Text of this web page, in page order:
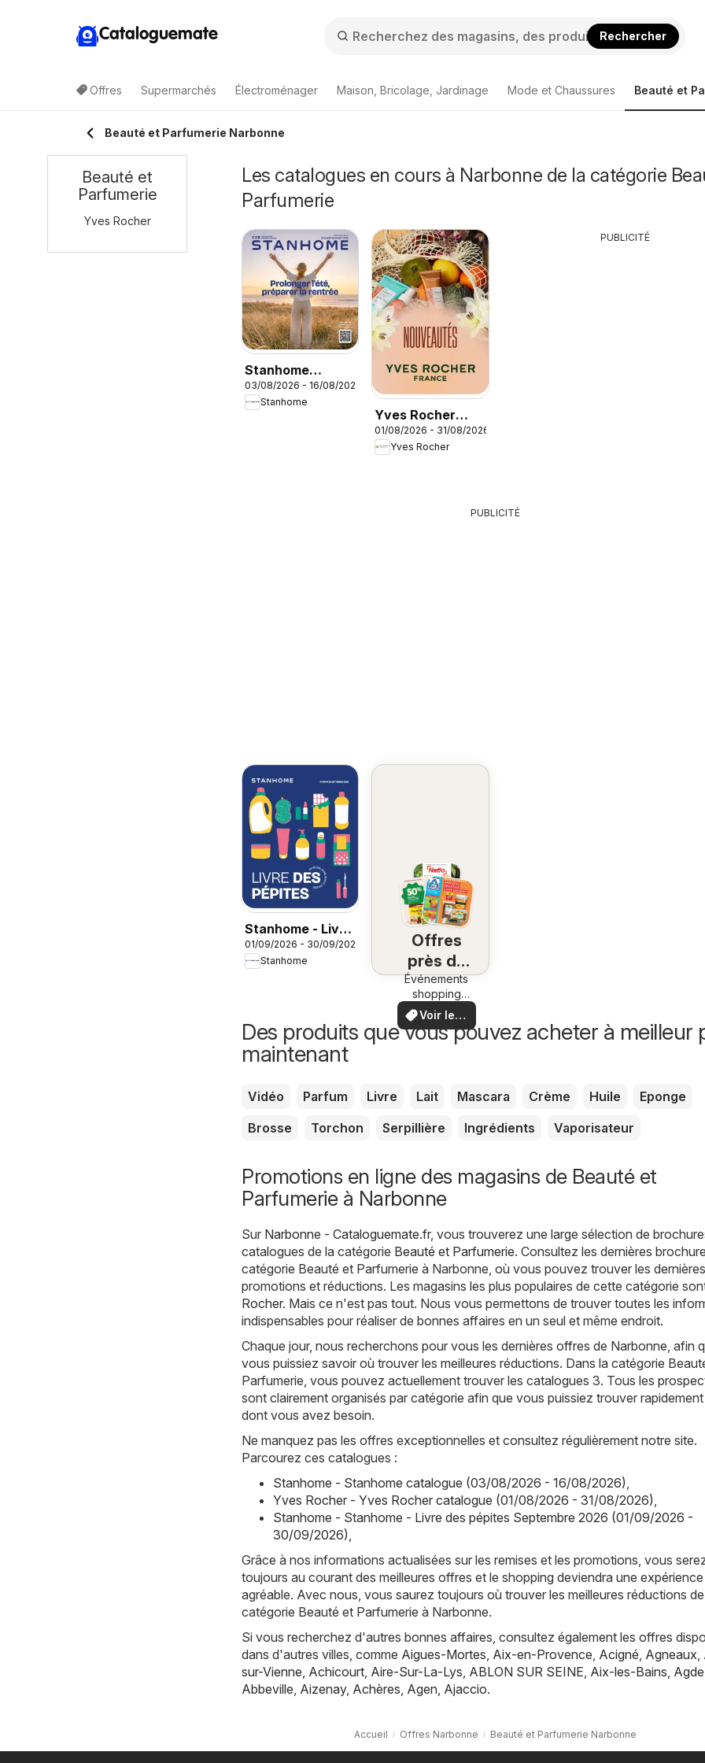
Cataloguemate Rechercher
Offres Supermarchés Électroménager Maison, Bricolage, Jardinage Mode et Chaussures Beauté et
Beauté et Parfumerie Narbonne
Les catalogues en cours à Narbonne de la catégorie
Parfumerie
Stanhome
catalogue
03/08/2026 - 16/08/2026
Stanhome
Yves Rocher
catalogue
01/08/2026 - 31/08/2026
Yves Rocher
PUBLICITÉ
PUBLICITÉ
Stanhome - Livre
des pépites
Septembre 2026
01/09/2026 - 30/09/2026
Stanhome
Offres
près de
chez
vous
Événements
shopping
locaux et
offres
spéciales
Voir les
offres
Des produits que vous pouvez acheter à meilleur
maintenant
Vidéo Parfum Livre Lait Mascara Crème Huile
Eponge
Brosse
Torchon Serpillière Ingrédients Vaporisateur
Promotions en ligne des magasins de Beauté et
Parfumerie à Narbonne
Sur Narbonne - Cataloguemate.fr, vous trouverez une large sélection de
catalogues de la catégorie Beauté et Parfumerie. Consultez les dernières
catégorie Beauté et Parfumerie à Narbonne, où vous pouvez trouver les dernières
promotions et réductions. Les magasins les plus populaires de cette catégorie
Rocher. Mais ce n'est pas tout. Nous vous permettons de trouver toutes les
indispensables pour réaliser de bonnes affaires en un seul et même endroit.
Chaque jour, nous recherchons pour vous les dernières offres de Narbonne, afin
vous puissiez savoir où trouver les meilleures réductions. Dans la catégorie
Parfumerie, vous pouvez actuellement trouver les catalogues 3. Tous les
sont clairement organisés par catégorie afin que vous puissiez trouver
dont vous avez besoin.
Ne manquez pas les offres exceptionnelles et consultez régulièrement notre site.
Parcourez ces catalogues :
Stanhome - Stanhome catalogue (03/08/2026 - 16/08/2026)
Yves Rocher - Yves Rocher catalogue (01/08/2026 - 31/08/2026)
Stanhome - Stanhome - Livre des pépites Septembre 2026 (01/09/2026 -
30/09/2026)
Grâce à nos informations actualisées sur les remises et les promotions, vous
toujours au courant des meilleures offres et le shopping deviendra une expérience
agréable. Avec nous, vous saurez toujours où trouver les meilleures réductions
catégorie Beauté et Parfumerie à Narbonne.
Si vous recherchez d'autres bonnes affaires, consultez également les offres
dans d'autres villes, comme Aigues-Mortes Aix-en-Provence Acigné Agneaux
sur-Vienne Achicourt Aire-Sur-La-Lys ABLON SUR SEINE Aix-les-Bains Agde
Abbeville Aizenay, Achères Agen Ajaccio.
Accueil Offres Narbonne Beauté et Parfumerie Narbonne
Beauté et
Parfumerie
Yves Rocher